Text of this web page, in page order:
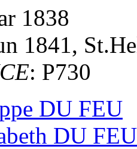
1838
1841,
: P730
DU FEU
DU FEU